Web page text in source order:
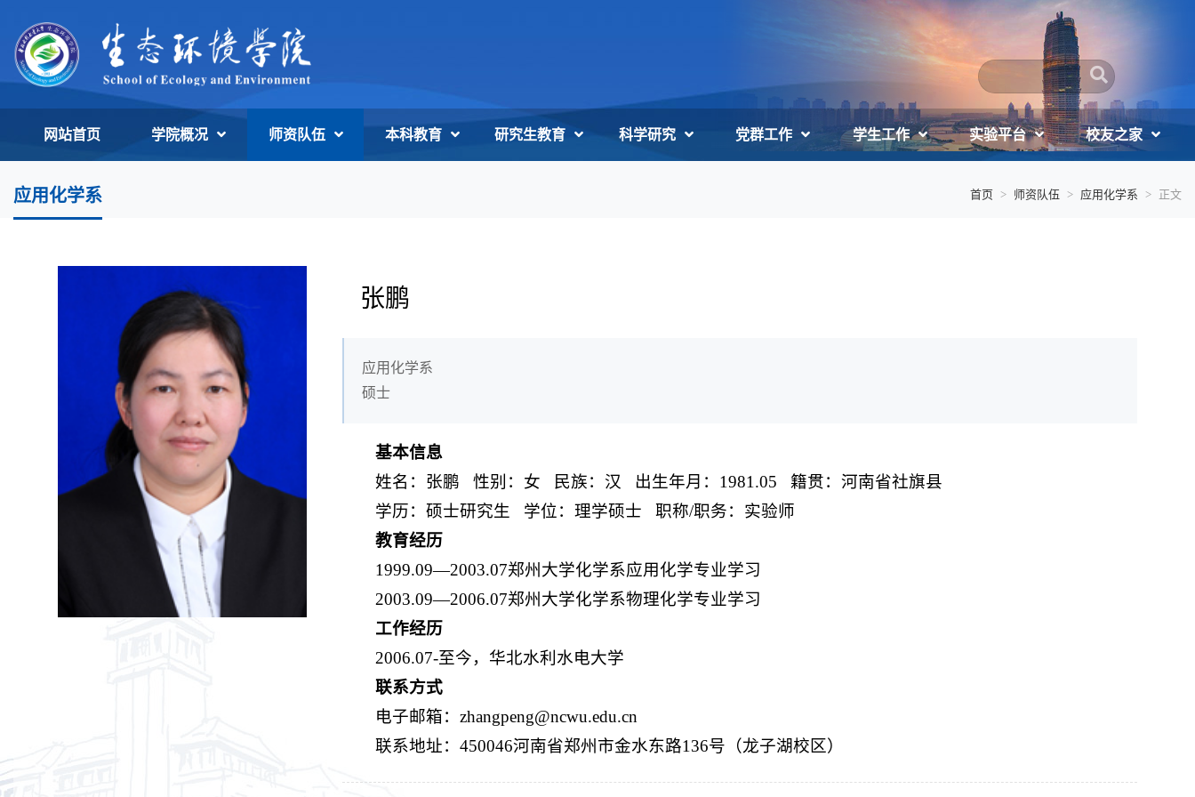
网站首页 学院概况 师资队伍 本科教育 研究生教育 科学研究 党群工作 学生工作 实验平台 校友之家
应用化学系 首页 师资队伍 应用化学系 正文
张鹏
应用化学系
硕士
基本信息
姓名：张鹏 性别：女 民族：汉 出生年月：1981.05 籍贯：河南省社旗县
学历：硕士研究生 学位：理学硕士 职称/职务：实验师
教育经历
1999.09—2003.07郑州大学化学系应用化学专业学习
2003.09—2006.07郑州大学化学系物理化学专业学习
工作经历
2006.07-至今，华北水利水电大学
联系方式
电子邮箱：zhangpeng@ncwu.edu.cn
联系地址：450046河南省郑州市金水东路136号（龙子湖校区）